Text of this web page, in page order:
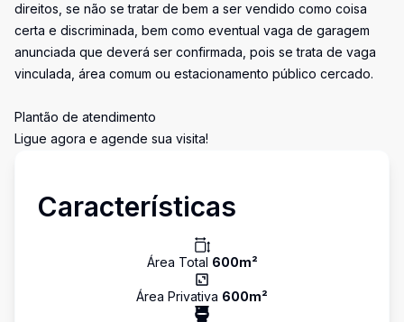
direitos, se não se tratar de bem a ser vendido como coisa
certa e discriminada, bem como eventual vaga de garagem
anunciada que deverá ser confirmada, pois se trata de vaga
vinculada, área comum ou estacionamento público cercado.
Plantão de atendimento
Ligue agora e agende sua visita!
Características
Área Total 600m²
Área Privativa 600m²